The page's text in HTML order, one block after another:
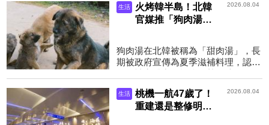
（4）日南投、雲林至高...
生活
火烤韓半島！北韓
官媒推「狗肉湯」
不起
2026.08.04
狗肉湯在北韓被稱為「甜肉湯」，長
期被政府宣傳為夏季滋補料理，認為
期再度掀起「狗肉湯」...
生活
桃機一航47歲了！
重建還是整修明年
2026.08.04